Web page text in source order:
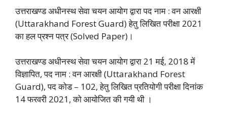
उत्तराखण्ड अधीनस्थ सेवा चयन आयोग द्वारा पद नाम : वन आरक्षी
(Uttarakhand Forest Guard) हेतु लिखित परीक्षा 2021
का हल प्रश्न पत्र (Solved Paper)।
उत्तराखण्ड अधीनस्थ सेवा चयन आयोग द्वारा 21 मई, 2018 में
विज्ञापित, पद नाम : वन आरक्षी (Uttarakhand Forest
Guard), पद कोड – 102, हेतु लिखित प्रतियोगी परीक्षा दिनांक
14 फरवरी 2021, को आयोजित की गयी थी ।